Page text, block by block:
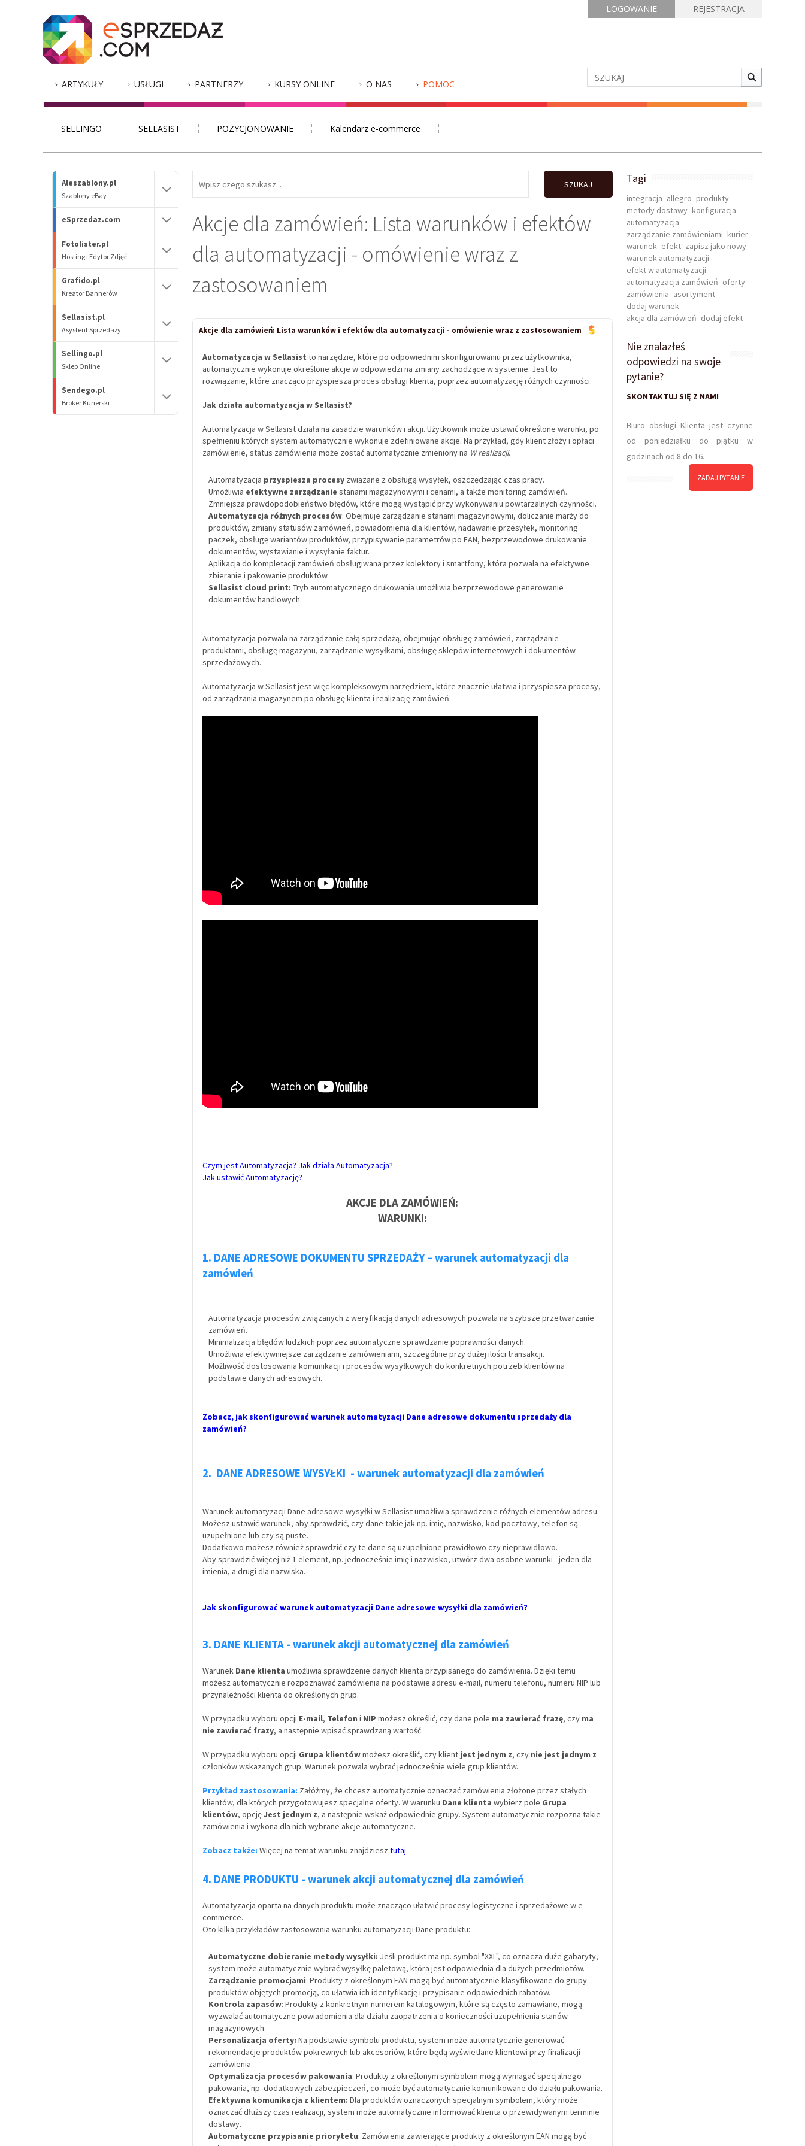
REJESTRACJA
LOGOWANIE
ARTYKUŁY USŁUGI PARTNERZY KURSY ONLINE O NAS POMOC
SELLINGO SELLASIST POZYCJONOWANIE Kalendarz e-commerce
Aleszablony.pl
Szablony eBay
eSprzedaz.com
Fotolister.pl
Hosting i Edytor Zdjęć
Grafido.pl
Kreator Bannerów
Sellasist.pl
Asystent Sprzedaży
Sellingo.pl
Sklep Online
Sendego.pl
Broker Kurierski
SZUKAJ
Akcje dla zamówień: Lista warunków i efektów
dla automatyzacji - omówienie wraz z
zastosowaniem
Akcje dla zamówień: Lista warunków i efektów dla automatyzacji - omówienie wraz z zastosowaniem
Automatyzacja w Sellasist to narzędzie, które po odpowiednim skonfigurowaniu przez użytkownika,
automatycznie wykonuje określone akcje w odpowiedzi na zmiany zachodzące w systemie. Jest to
rozwiązanie, które znacząco przyspiesza proces obsługi klienta, poprzez automatyzację różnych czynności.
Jak działa automatyzacja w Sellasist?
Automatyzacja w Sellasist działa na zasadzie warunków i akcji. Użytkownik może ustawić określone warunki, po
spełnieniu których system automatycznie wykonuje zdefiniowane akcje. Na przykład, gdy klient złoży i opłaci
zamówienie, status zamówienia może zostać automatycznie zmieniony na W realizacji.
Automatyzacja przyspiesza procesyzwiązane z obsługą wysyłek, oszczędzając czas pracy.
Umożliwia efektywne zarządzanie stanami magazynowymi i cenami, a także monitoring zamówień.
Zmniejsza prawdopodobieństwo błędów, które mogą wystąpić przy wykonywaniu powtarzalnych czynności.
Automatyzacja różnych procesów: Obejmuje zarządzanie stanami magazynowymi, doliczanie marży do
produktów, zmiany statusów zamówień, powiadomienia dla klientów, nadawanie przesyłek, monitoring
paczek, obsługę wariantów produktów, przypisywanie parametrów po EAN, bezprzewodowe drukowanie
dokumentów, wystawianie i wysyłanie faktur.
Aplikacja do kompletacji zamówień obsługiwana przez kolektory i smartfony, która pozwala na efektywne
zbieranie i pakowanie produktów.
Sellasist cloud print: Tryb automatycznego drukowania umożliwia bezprzewodowe generowanie
dokumentów handlowych.
Automatyzacja pozwala na zarządzanie całą sprzedażą, obejmując obsługę zamówień, zarządzanie
produktami, obsługę magazynu, zarządzanie wysyłkami, obsługę sklepów internetowych i dokumentów
sprzedażowych.
Automatyzacja w Sellasist jest więc kompleksowym narzędziem, które znacznie ułatwia i przyspiesza procesy,
od zarządzania magazynem po obsługę klienta i realizację zamówień.
Czym jest Automatyzacja? Jak działa Automatyzacja?
Jak ustawić Automatyzację?
AKCJE DLA ZAMÓWIEŃ:
WARUNKI:
1. DANE ADRESOWE DOKUMENTU SPRZEDAŻY – warunek automatyzacji dla
zamówień
Automatyzacja procesów związanych z weryfikacją danych adresowych pozwala na szybsze przetwarzanie
zamówień.
Minimalizacja błędów ludzkich poprzez automatyczne sprawdzanie poprawności danych.
Umożliwia efektywniejsze zarządzanie zamówieniami, szczególnie przy dużej ilości transakcji.
Możliwość dostosowania komunikacji i procesów wysyłkowych do konkretnych potrzeb klientów na
podstawie danych adresowych.
Zobacz, jak skonfigurować warunek automatyzacji Dane adresowe dokumentu sprzedaży dla
zamówień?
2. DANE ADRESOWE WYSYŁKI - warunek automatyzacji dla zamówień
Warunek automatyzacji Dane adresowe wysyłki w Sellasist umożliwia sprawdzenie różnych elementów adresu.
Możesz ustawić warunek, aby sprawdzić, czy dane takie jak np. imię, nazwisko, kod pocztowy, telefon są
uzupełnione lub czy są puste.
Dodatkowo możesz również sprawdzić czy te dane są uzupełnione prawidłowo czy nieprawidłowo.
Aby sprawdzić więcej niż 1 element, np. jednocześnie imię i nazwisko, utwórz dwa osobne warunki - jeden dla
imienia, a drugi dla nazwiska.
Jak skonfigurować warunek automatyzacji Dane adresowe wysyłki dla zamówień?
3. DANE KLIENTA - warunek akcji automatycznej dla zamówień
Warunek Dane klienta umożliwia sprawdzenie danych klienta przypisanego do zamówienia. Dzięki temu
możesz automatycznie rozpoznawać zamówienia na podstawie adresu e-mail, numeru telefonu, numeru NIP lub
przynależności klienta do określonych grup.
W przypadku wyboru opcji E-mail, Telefon i NIP możesz określić, czy dane pole ma zawierać frazę, czy ma
nie zawierać frazy, a następnie wpisać sprawdzaną wartość.
W przypadku wyboru opcji Grupa klientówmożesz określić, czy klient jest jednym z, czy nie jest jednym z
członków wskazanych grup. Warunek pozwala wybrać jednocześnie wiele grup klientów.
Przykład zastosowania: Załóżmy, że chcesz automatycznie oznaczać zamówienia złożone przez stałych
klientów, dla których przygotowujesz specjalne oferty. W warunku Dane klienta wybierz pole Grupa
klientów, opcjęJest jednym z, a następnie wskaż odpowiednie grupy. System automatycznie rozpozna takie
zamówienia i wykona dla nich wybrane akcje automatyczne.
Zobacz także: Więcej na temat warunku znajdziesz tutaj.
4. DANE PRODUKTU - warunek akcji automatycznej dla zamówień
Automatyzacja oparta na danych produktu może znacząco ułatwić procesy logistyczne i sprzedażowe w e-
commerce.
Oto kilka przykładów zastosowania warunku automatyzacji Dane produktu:
Automatyczne dobieranie metody wysyłki: Jeśli produkt ma np. symbol "XXL", co oznacza duże gabaryty,
system może automatycznie wybrać wysyłkę paletową, która jest odpowiednia dla dużych przedmiotów.
Zarządzanie promocjami: Produkty z określonym EAN mogą być automatycznie klasyfikowane do grupy
produktów objętych promocją, co ułatwia ich identyfikację i przypisanie odpowiednich rabatów.
Kontrola zapasów: Produkty z konkretnym numerem katalogowym, które są często zamawiane, mogą
wyzwalać automatyczne powiadomienia dla działu zaopatrzenia o konieczności uzupełnienia stanów
magazynowych.
Personalizacja oferty: Na podstawie symbolu produktu, system może automatycznie generować
rekomendacje produktów pokrewnych lub akcesoriów, które będą wyświetlane klientowi przy finalizacji
zamówienia.
Optymalizacja procesów pakowania: Produkty z określonym symbolem mogą wymagać specjalnego
pakowania, np. dodatkowych zabezpieczeń, co może być automatycznie komunikowane do działu pakowania.
Efektywna komunikacja z klientem: Dla produktów oznaczonych specjalnym symbolem, który może
oznaczać dłuższy czas realizacji, system może automatycznie informować klienta o przewidywanym terminie
dostawy.
Automatyczne przypisanie priorytetu: Zamówienia zawierające produkty z określonym EAN mogą być
Tagi
integracja allegro produkty
metody dostawy konfiguracja
automatyzacja
zarządzanie zamówieniami kurier
warunek efekt zapisz jako nowy
warunek automatyzacji
efekt w automatyzacji
automatyzacja zamówień oferty
zamówienia asortyment
dodaj warunek
akcja dla zamówień dodaj efekt
Nie znalazłeś
odpowiedzi na swoje
pytanie?
SKONTAKTUJ SIĘ Z NAMI
Biuro obsługi Klienta jest czynne
od poniedziałku do piątku w
godzinach od 8 do 16.
ZADAJ PYTANIE